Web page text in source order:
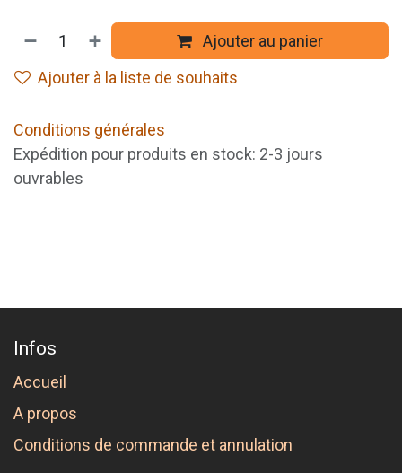
Ajouter au panier
Ajouter à la liste de souhaits
Conditions générales
Expédition pour produits en stock: 2-3 jours
ouvrables
Infos
Accueil
A propos
Conditions de commande et annulation